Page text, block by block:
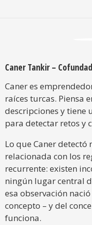
Caner Tankir –
Caner es
raíces turcas. Piensa
descripciones y tiene
para detectar retos y
Lo que Caner
relacionada con los
recurrente: existen
ningún lugar central
esa observación
concepto – y del
funciona.